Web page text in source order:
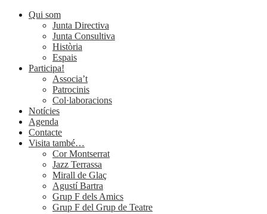
Qui som
Junta Directiva
Junta Consultiva
Història
Espais
Participa!
Associa’t
Patrocinis
Col·laboracions
Notícies
Agenda
Contacte
Visita també…
Cor Montserrat
Jazz Terrassa
Mirall de Glaç
Agustí Bartra
Grup F dels Amics
Grup F del Grup de Teatre